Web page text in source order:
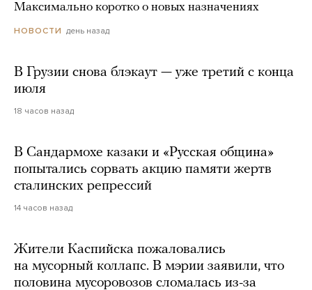
Максимально коротко о новых назначениях
НОВОСТИ день назад
В Грузии снова блэкаут — уже третий с конца
июля
18 часов назад
В Сандармохе казаки и «Русская община»
попытались сорвать акцию памяти жертв
сталинских репрессий
14 часов назад
Жители Каспийска пожаловались
на мусорный коллапс. В мэрии заявили, что
половина мусоровозов сломалась из-за